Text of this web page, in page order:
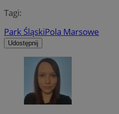
Tagi:
Park ŚląskiPola Marsowe
Udostępnij